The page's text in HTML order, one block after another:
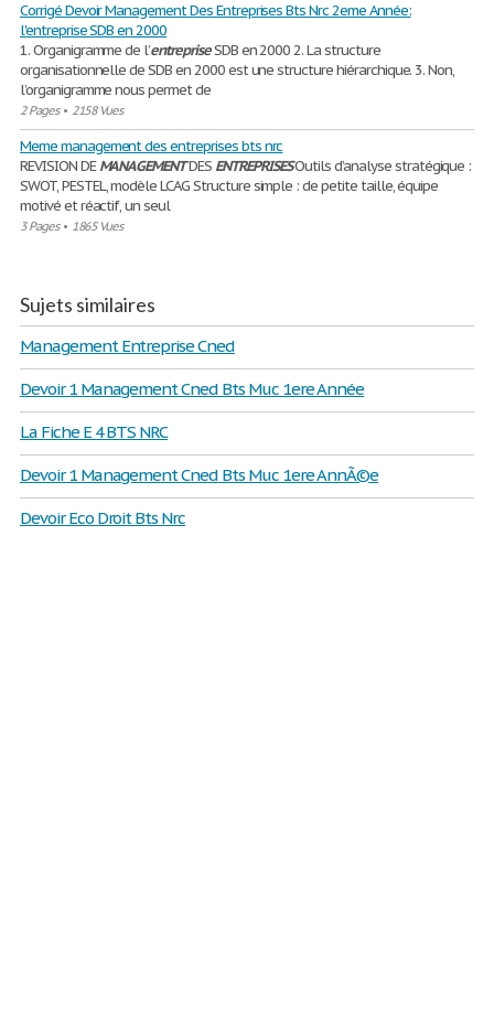
Corrigé Devoir Management Des Entreprises Bts Nrc 2eme Année:
l'entreprise SDB en 2000
1. Organigramme de l’entrepriseSDB en 2000 2. La structure
organisationnelle de SDB en 2000 est une structure hiérarchique. 3. Non,
l’organigramme nous permet de
2 Pages• 2158 Vues
Meme management des entreprises bts nrc
REVISION DEMANAGEMENTDES ENTREPRISESOutils d’analyse stratégique :
SWOT, PESTEL, modèle LCAG Structure simple : de petite taille, équipe
motivé et réactif, un seul
3 Pages• 1865 Vues
Sujets similaires
Management Entreprise Cned
Devoir 1 Management Cned Bts Muc 1ere Année
La Fiche E 4 BTS NRC
Devoir 1 Management Cned Bts Muc 1ere AnnÃ©e
Devoir Eco Droit Bts Nrc